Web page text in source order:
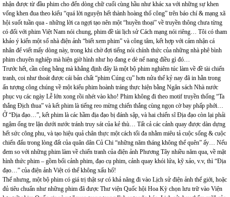
nhận được từ đầu phim cho đến dòng chữ cuối cùng hầu như khác xa với những sự khen
vống khen đua theo kiểu “quá lời nguyện hết thành hoàng thổ công” trên báo chí & mạng xã
hội suốt tuần qua - những lời ca ngợi tạo nên một “huyền thoại” về truyền thông chưa từng
có đối với phim Việt Nam nói chung, phim đề tài lịch sử Cách mạng nói riêng… Tôi có tham
khảo ý kiến một số nhà điện ảnh “biết xem phim” và công tâm, kết hợp với cảm nhận cá
nhân để viết mấy dòng này, trong khi chờ đợi tiếng nói chính thức của những nhà phê bình
phim chuyên nghiệp mà hiện giờ hình như họ đang e dè nể nang điều gì đó…
Trước hết, cần công bằng mà khẳng định đây là một bộ phim nghiêm túc làm về đề tài chiến
tranh, coi như thoát được cái bản chất “phim Cúng cụ” hơn nửa thế kỷ nay đã in hằn trong
ấn tượng công chúng về một kiểu phim hoành tráng thực hiện bằng Ngân sách Nhà nước
phục vụ các ngày Lễ lớn xong rồi nhét vào kho! Phim không đi theo motif truyền thống “Ta
thắng Địch thua” và kết phim là tiếng reo mừng chiến thắng cùng ngọn cờ bay phấp phới…
Ở “Địa đạo…”, kết phim là các hầm địa đạo bị đánh sập, và hai chiến sĩ Địa đạo còn lại phải
ngậm ống tre lặn dưới nước tránh truy sát của kẻ thù… Tất cả các cảnh quay được dàn dựng
hết sức công phu, và tạo hiệu quả chân thực một cách tối đa nhằm miêu tả cuộc sống & cuộc
chiến đấu trong lòng đất của quân dân Củ Chi “những năm tháng không thể quên” ấy… Nếu
đem so với những phim làm về chiến tranh của điện ảnh Phương Tây nhiều năm qua, về mặt
hình thức phim – gồm bối cảnh phim, đạo cụ phim, cảnh quay khói lửa, kỹ xảo, v.v, thì “Địa
đạo…” của điện ảnh Việt có thể không xấu hổ!
Thế nhưng, một bộ phim có giá trị thật sự có khả năng đi vào Lịch sử điện ảnh thế giới, hoặc
đủ tiêu chuẩn như những phim đã được Thư viện Quốc hội Hoa Kỳ chọn lưu trữ vào Viện